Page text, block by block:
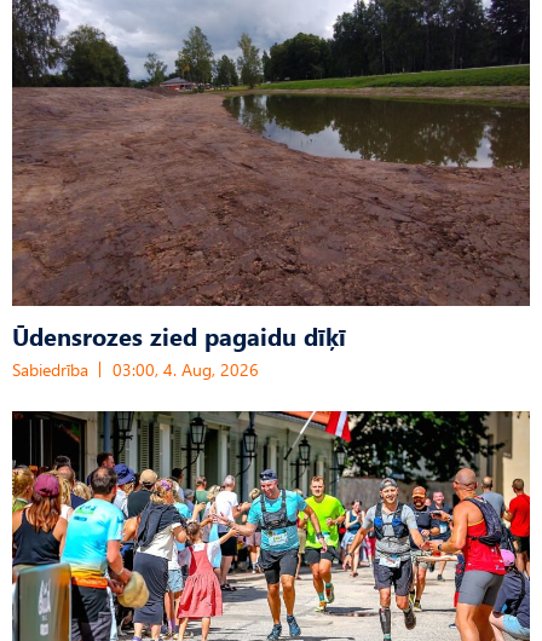
Ūdensrozes zied pagaidu dīķī
Sabiedrība 03:00, 4. Aug, 2026